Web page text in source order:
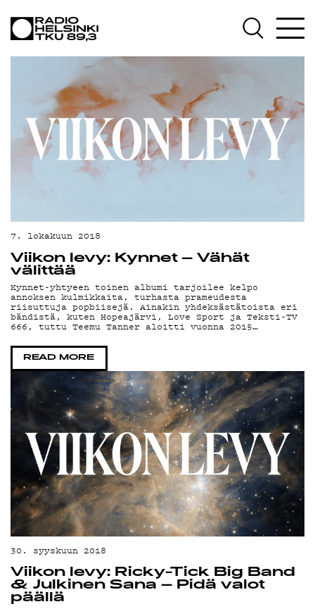
7. lokakuun 2018
Viikon levy: Kynnet – Vähät
välittää
Kynnet-yhtyeen toinen albumi tarjoilee kelpo
annoksen kulmikkaita, turhasta prameudesta
riisuttuja popbiisejä. Ainakin yhdeksästätoista eri
bändistä, kuten Hopeajärvi, Love Sport ja Teksti-TV
666, tuttu Teemu Tanner aloitti vuonna 2015…
READ MORE
30. syyskuun 2018
Viikon levy: Ricky-Tick Big Band
& Julkinen Sana – Pidä valot
päällä